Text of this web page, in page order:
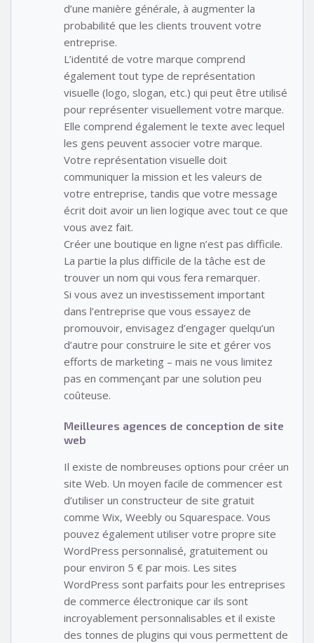
d’une manière générale, à augmenter la
probabilité que les clients trouvent votre
entreprise.
L’identité de votre marque comprend
également tout type de représentation
visuelle (logo, slogan, etc.) qui peut être utilisé
pour représenter visuellement votre marque.
Elle comprend également le texte avec lequel
les gens peuvent associer votre marque.
Votre représentation visuelle doit
communiquer la mission et les valeurs de
votre entreprise, tandis que votre message
écrit doit avoir un lien logique avec tout ce que
vous avez fait.
Créer une boutique en ligne n’est pas difficile.
La partie la plus difficile de la tâche est de
trouver un nom qui vous fera remarquer.
Si vous avez un investissement important
dans l’entreprise que vous essayez de
promouvoir, envisagez d’engager quelqu’un
d’autre pour construire le site et gérer vos
efforts de marketing – mais ne vous limitez
pas en commençant par une solution peu
coûteuse.
Meilleures agences de conception de site
web
Il existe de nombreuses options pour créer un
site Web. Un moyen facile de commencer est
d’utiliser un constructeur de site gratuit
comme Wix, Weebly ou Squarespace. Vous
pouvez également utiliser votre propre site
WordPress personnalisé, gratuitement ou
pour environ 5 € par mois. Les sites
WordPress sont parfaits pour les entreprises
de commerce électronique car ils sont
incroyablement personnalisables et il existe
des tonnes de plugins qui vous permettent de